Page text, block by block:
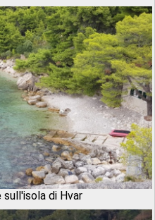
sull'isola di Hvar